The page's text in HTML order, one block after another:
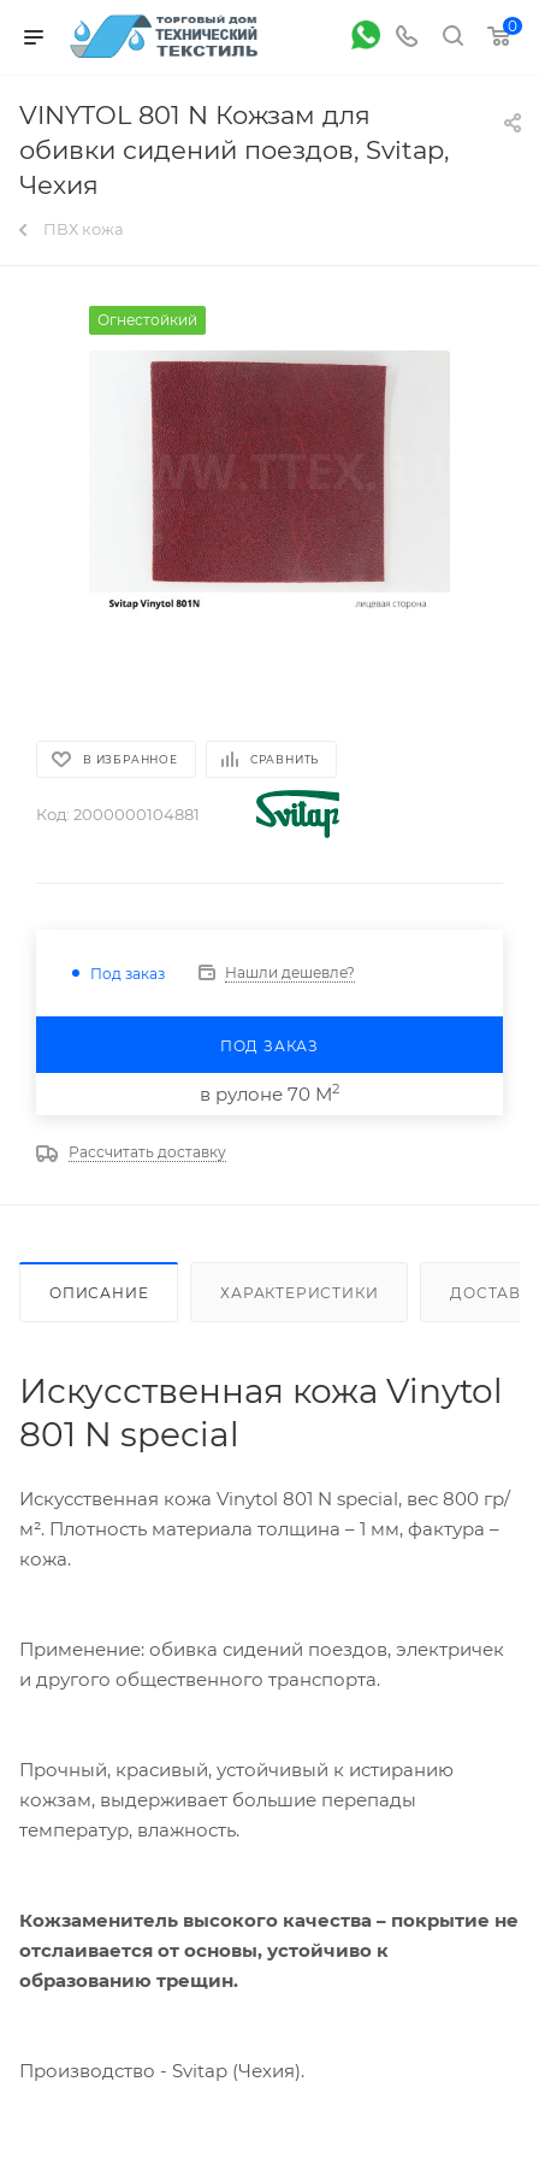
0
VINYTOL 801 N Кожзам для
обивки сидений поездов, Svitap,
Чехия
ПВХ кожа
Огнестойкий
В ИЗБРАННОЕ СРАВНИТЬ
Код: 2000000104881
Под заказ Нашли дешевле?
ПОД ЗАКАЗ
в рулоне 70 М2
Рассчитать доставку
ОПИСАНИЕ ХАРАКТЕРИСТИКИ
Искусственная кожа Vinytol
801 N special
Искусственная кожа Vinytol 801 N special, вес 800 гр/
м². Плотность материала толщина – 1 мм, фактура –
кожа.
Применение: обивка сидений поездов, электричек
и другого общественного транспорта.
Прочный, красивый, устойчивый к истиранию
кожзам, выдерживает большие перепады
температур, влажность.
Кожзаменитель высокого качества – покрытие не
отслаивается от основы, устойчиво к
образованию трещин.
Производство - Svitap (Чехия).